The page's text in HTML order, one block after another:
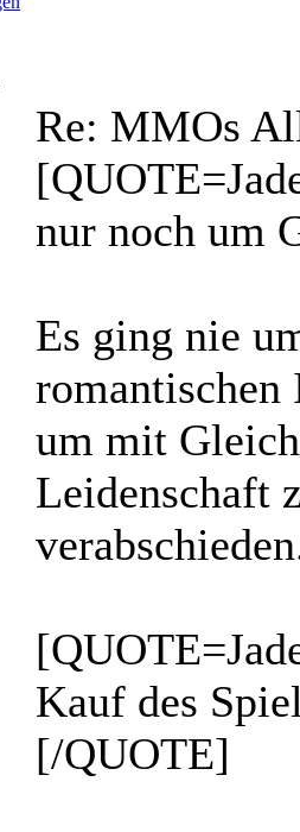
Re: MMOs
nur noch um
Es ging nie
romantischen
um mit
Leidenschaft
Kauf des
[/QUOTE]